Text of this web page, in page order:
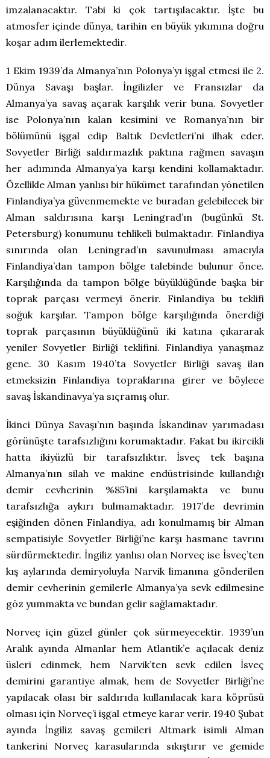
imzalanacaktır. Tabi ki çok tartışılacaktır. İşte bu
atmosfer içinde dünya, tarihin en büyük yıkımına doğru
koşar adım ilerlemektedir.
1 Ekim 1939’da Almanya’nın Polonya’yı işgal etmesi ile 2.
Dünya Savaşı başlar. İngilizler ve Fransızlar da
Almanya’ya savaş açarak karşılık verir buna. Sovyetler
ise Polonya’nın kalan kesimini ve Romanya’nın bir
bölümünü işgal edip Baltık Devletleri’ni ilhak eder.
Sovyetler Birliği saldırmazlık paktına rağmen savaşın
her adımında Almanya’ya karşı kendini kollamaktadır.
Özellikle Alman yanlısı bir hükümet tarafından yönetilen
Finlandiya’ya güvenmemekte ve buradan gelebilecek bir
Alman saldırısına karşı Leningrad’ın (bugünkü St.
Petersburg) konumunu tehlikeli bulmaktadır. Finlandiya
sınırında olan Leningrad’ın savunulması amacıyla
Finlandiya’dan tampon bölge talebinde bulunur önce.
Karşılığında da tampon bölge büyüklüğünde başka bir
toprak parçası vermeyi önerir. Finlandiya bu teklifi
soğuk karşılar. Tampon bölge karşılığında önerdiği
toprak parçasının büyüklüğünü iki katına çıkararak
yeniler Sovyetler Birliği teklifini. Finlandiya yanaşmaz
gene. 30 Kasım 1940’ta Sovyetler Birliği savaş ilan
etmeksizin Finlandiya topraklarına girer ve böylece
savaş İskandinavya’ya sıçramış olur.
İkinci Dünya Savaşı’nın başında İskandinav yarımadası
görünüşte tarafsızlığını korumaktadır. Fakat bu ikircikli
hatta ikiyüzlü bir tarafsızlıktır. İsveç tek başına
Almanya’nın silah ve makine endüstrisinde kullandığı
demir cevherinin %85’ini karşılamakta ve bunu
tarafsızlığa aykırı bulmamaktadır. 1917’de devrimin
eşiğinden dönen Finlandiya, adı konulmamış bir Alman
sempatisiyle Sovyetler Birliği’ne karşı hasmane tavrını
sürdürmektedir. İngiliz yanlısı olan Norveç ise İsveç’ten
kış aylarında demiryoluyla Narvik limanına gönderilen
demir cevherinin gemilerle Almanya’ya sevk edilmesine
göz yummakta ve bundan gelir sağlamaktadır.
Norveç için güzel günler çok sürmeyecektir. 1939’un
Aralık ayında Almanlar hem Atlantik’e açılacak deniz
üsleri edinmek, hem Narvik’ten sevk edilen İsveç
demirini garantiye almak, hem de Sovyetler Birliği’ne
yapılacak olası bir saldırıda kullanılacak kara köprüsü
olması için Norveç’i işgal etmeye karar verir. 1940 Şubat
ayında İngiliz savaş gemileri Altmark isimli Alman
tankerini Norveç karasularında sıkıştırır ve gemide